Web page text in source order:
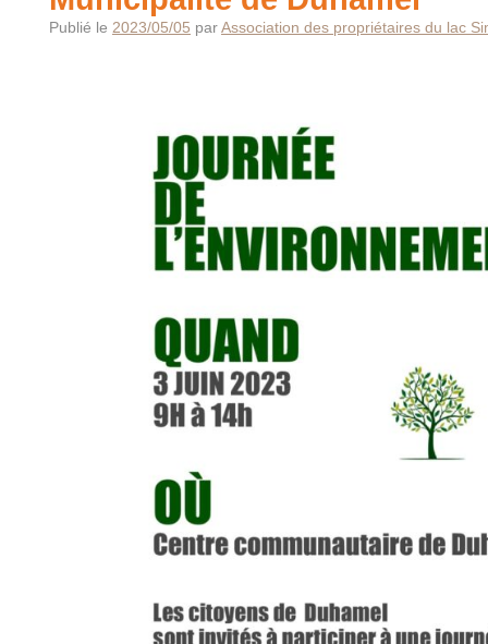
Publié le 2023/05/05 parAssociation des propriétaires du lac